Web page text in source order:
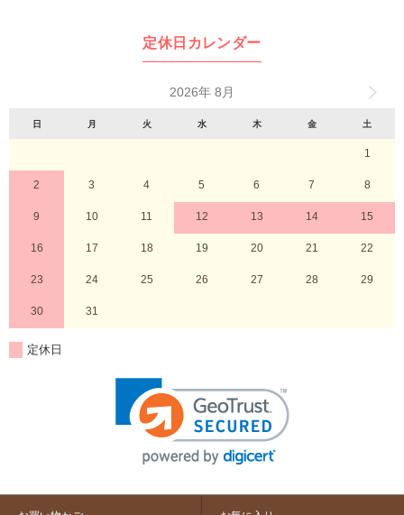
定休日カレンダー
2026年 8月
日 月 火 水 木 金 土
1
2 3 4 5 6 7 8
9 10 11 12 13 14 15
16 17 18 19 20 21 22
23 24 25 26 27 28 29
30 31
定休日